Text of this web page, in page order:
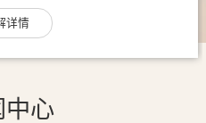
详情
中心